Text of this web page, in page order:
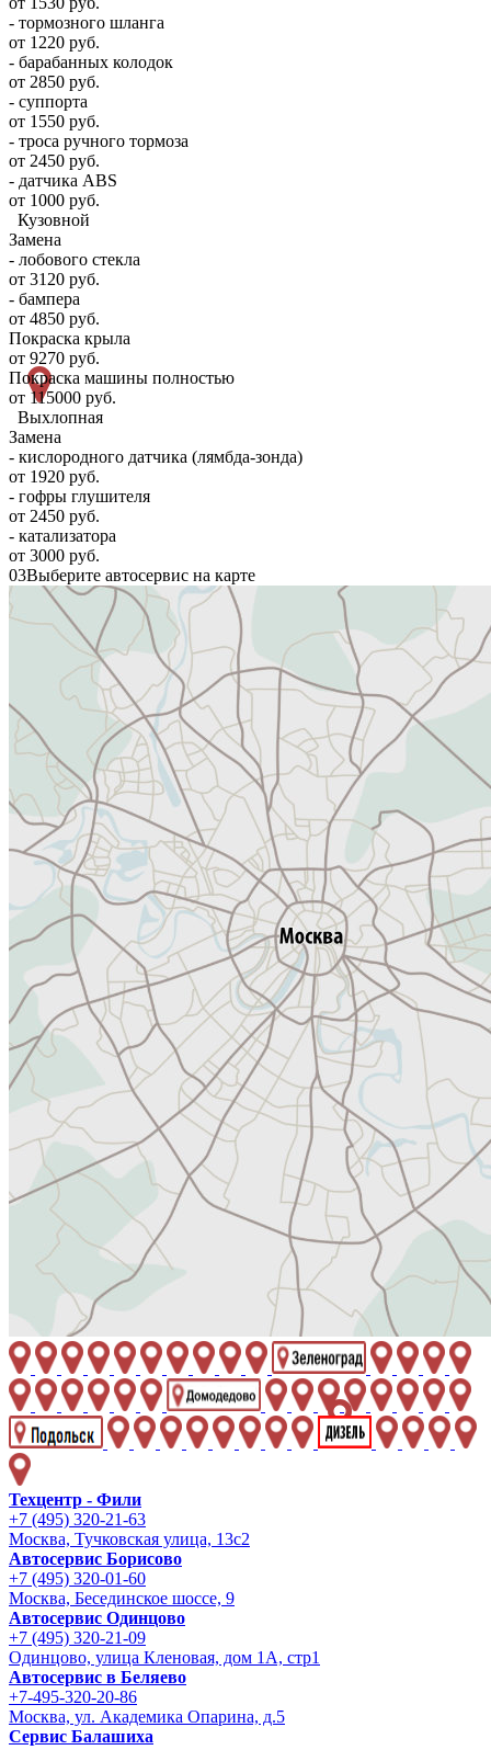
- тормозного шланга
от 1220 руб.
- барабанных колодок
от 2850 руб.
- суппорта
от 1550 руб.
- троса ручного тормоза
от 2450 руб.
- датчика ABS
от 1000 руб.
Кузовной
Замена
- лобового стекла
от 3120 руб.
- бампера
от 4850 руб.
Покраска крыла
от 9270 руб.
Покраска машины полностью
от 115000 руб.
Выхлопная
Замена
- кислородного датчика (лямбда-зонда)
от 1920 руб.
- гофры глушителя
от 2450 руб.
- катализатора
от 3000 руб.
03Выберите автосервис на карте
Техцентр - Фили
+7 (495) 320-21-63
Москва, Тучковская улица, 13с2
Автосервис Борисово
+7 (495) 320-01-60
Москва, Бесединское шоссе, 9
Автосервис Одинцово
+7 (495) 320-21-09
Одинцово, улица Кленовая, дом 1А, стр1
Автосервис в Беляево
+7-495-320-20-86
Москва, ул. Академика Опарина, д.5
Сервис Балашиха